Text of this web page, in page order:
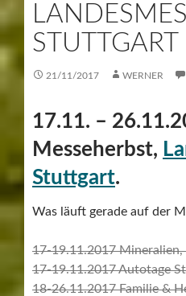
STUTTGART
21/11/2017 WERNER
17.11. –
Messeherbst,
Stuttgart.
Was läuft gerade auf der
17-19.11.2017 Mineralien,
17-19.11.2017 Autotage
18-26.11.2017 Familie &